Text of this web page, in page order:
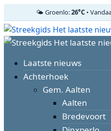
🌤️ Groenlo:26°C •
Ga
naar
inhoud
Primair
Laatste nieuws
Achterhoek
Gem. Aalten
Aalten
Bredevoort